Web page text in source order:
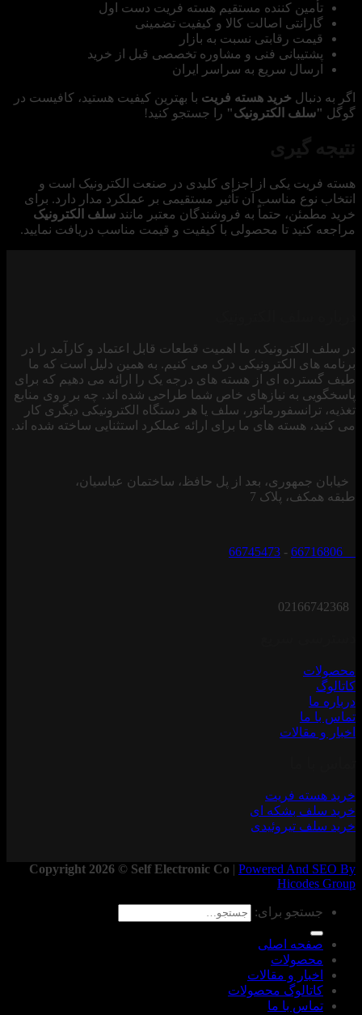
تأمین کننده مستقیم هسته فریت دست اول
گارانتی اصالت کالا و کیفیت تضمینی
قیمت رقابتی نسبت به بازار
پشتیبانی فنی و مشاوره تخصصی قبل از خرید
ارسال سریع به سراسر ایران
اگر به دنبال خرید هسته فریت با بهترین کیفیت هستید، کافیست در
گوگل "سلف الکترونیک" را جستجو کنید!
هسته فریت یکی از اجزای کلیدی در صنعت الکترونیک است و
انتخاب نوع مناسب آن تأثیر مستقیمی بر عملکرد مدار دارد. برای
خرید مطمئن، حتماً به فروشندگان معتبر مانند سلف الکترونیک
مراجعه کنید تا محصولی با کیفیت و قیمت مناسب دریافت نمایید.
در سلف الکترونیک، ما اهمیت قطعات قابل اعتماد و کارآمد را در
برنامه های الکترونیکی درک می کنیم. به همین دلیل است که ما
طیف گسترده ای از هسته های درجه یک را ارائه می دهیم که برای
پاسخگویی به نیازهای خاص شما طراحی شده اند. چه بر روی منابع
تغذیه، ترانسفورماتور، سلف یا هر دستگاه الکترونیکی دیگری کار
می کنید، هسته های ما برای ارائه عملکرد استثنایی ساخته شده اند.
خیابان جمهوری، بعد از پل حافظ، ساختمان عباسیان،
طبقه همکف، پلاک 7
-
66745473
محصولات
کاتالوگ
درباره ما
تماس با ما
اخبار و مقالات
خرید هسته فریت
خرید سلف بشکه ای
خرید سلف تیروئیدی
Copyright 2026 © Self Electronic Co | Powered And SEO By
Hicodes Group
جستجو برای:
صفحه اصلی
محصولات
اخبار و مقالات
کاتالوگ محصولات
تماس با ما